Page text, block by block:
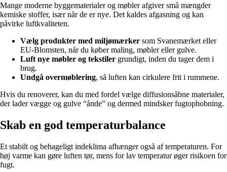
Mange moderne byggematerialer og møbler afgiver små mængder
kemiske stoffer, især når de er nye. Det kaldes afgasning og kan
påvirke luftkvaliteten.
Vælg produkter med miljømærker som Svanemærket eller
EU-Blomsten, når du køber maling, møbler eller gulve.
Luft nye møbler og tekstiler grundigt, inden du tager dem i
brug.
Undgå overmøblering, så luften kan cirkulere frit i rummene.
Hvis du renoverer, kan du med fordel vælge diffusionsåbne materialer,
der lader vægge og gulve “ånde” og dermed mindsker fugtophobning.
Skab en god temperaturbalance
Et stabilt og behageligt indeklima afhænger også af temperaturen. For
høj varme kan gøre luften tør, mens for lav temperatur øger risikoen for
fugt.